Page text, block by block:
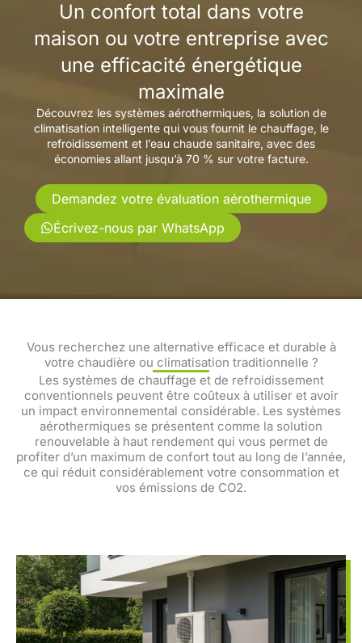
Un confort total dans votre
maison ou votre entreprise avec
une efficacité énergétique
maximale
Découvrez les systèmes aérothermiques, la solution de
climatisation intelligente qui vous fournit le chauffage, le
refroidissement et l’eau chaude sanitaire, avec des
économies allant jusqu’à 70 % sur votre facture.
Demandez votre évaluation aérothermique
Écrivez-nous par WhatsApp
Vous recherchez une alternative efficace et durable à
votre chaudière ou climatisation traditionnelle ?
Les systèmes de chauffage et de refroidissement
conventionnels peuvent être coûteux à utiliser et avoir
un impact environnemental considérable. Les systèmes
aérothermiques se présentent comme la solution
renouvelable à haut rendement qui vous permet de
profiter d’un maximum de confort tout au long de l’année,
ce qui réduit considérablement votre consommation et
vos émissions de CO2.